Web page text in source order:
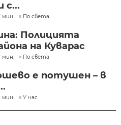
с...
мин. По света
Полицията
на Куварас
мин. По света
е потушен – в
мин. У нас